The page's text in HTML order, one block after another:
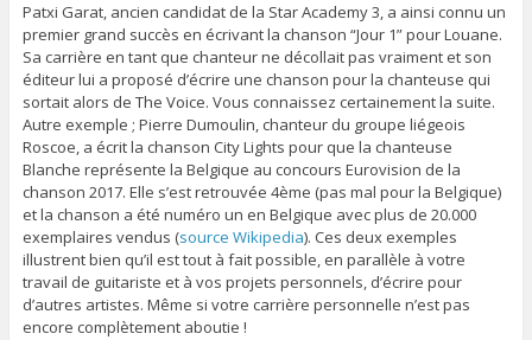
Patxi Garat, ancien candidat de la Star Academy 3, a ainsi connu un
premier grand succès en écrivant la chanson “Jour 1” pour Louane.
Sa carrière en tant que chanteur ne décollait pas vraiment et son
éditeur lui a proposé d’écrire une chanson pour la chanteuse qui
sortait alors de The Voice. Vous connaissez certainement la suite.
Autre exemple ; Pierre Dumoulin, chanteur du groupe liégeois
Roscoe, a écrit la chanson City Lights pour que la chanteuse
Blanche représente la Belgique au concours Eurovision de la
chanson 2017. Elle s’est retrouvée 4ème (pas mal pour la Belgique)
et la chanson a été numéro un en Belgique avec plus de 20.000
exemplaires vendus (source Wikipedia). Ces deux exemples
illustrent bien qu’il est tout à fait possible, en parallèle à votre
travail de guitariste et à vos projets personnels, d’écrire pour
d’autres artistes. Même si votre carrière personnelle n’est pas
encore complètement aboutie !